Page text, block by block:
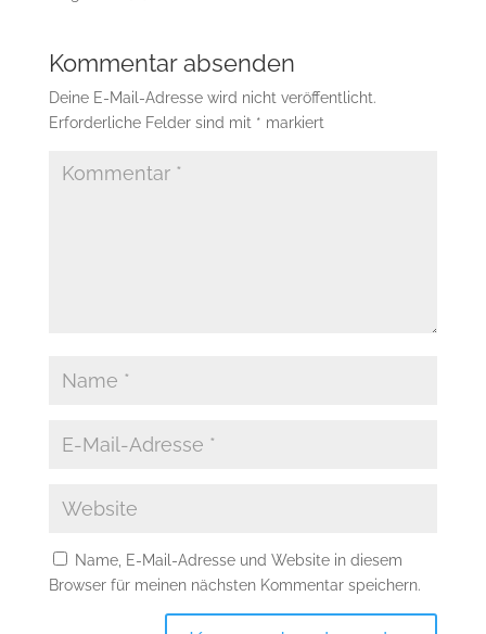
Kommentar absenden
Deine E-Mail-Adresse wird nicht veröffentlicht.
Erforderliche Felder sind mit * markiert
Name, E-Mail-Adresse und Website in diesem
Browser für meinen nächsten Kommentar speichern.